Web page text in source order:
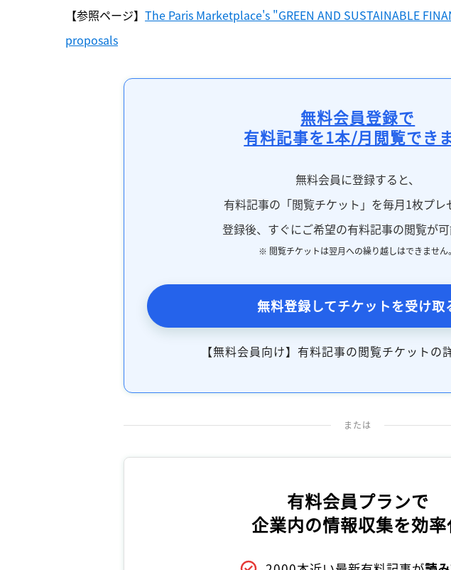
【参照ページ】 The Paris Marketplace's "GREEN AND SUSTAINABLE
proposals
無料会員登録で
有料記事を1本/月閲覧でき
無料会員に登録すると、
有料記事の「閲覧チケット」を毎月1枚プレ
登録後、すぐにご希望の有料記事の閲覧が可
※ 閲覧チケットは翌月への繰り越しはできません。
無料登録してチケットを受け取
【無料会員向け】有料記事の閲覧チケットの
または
有料会員プランで
企業内の情報収集を効率